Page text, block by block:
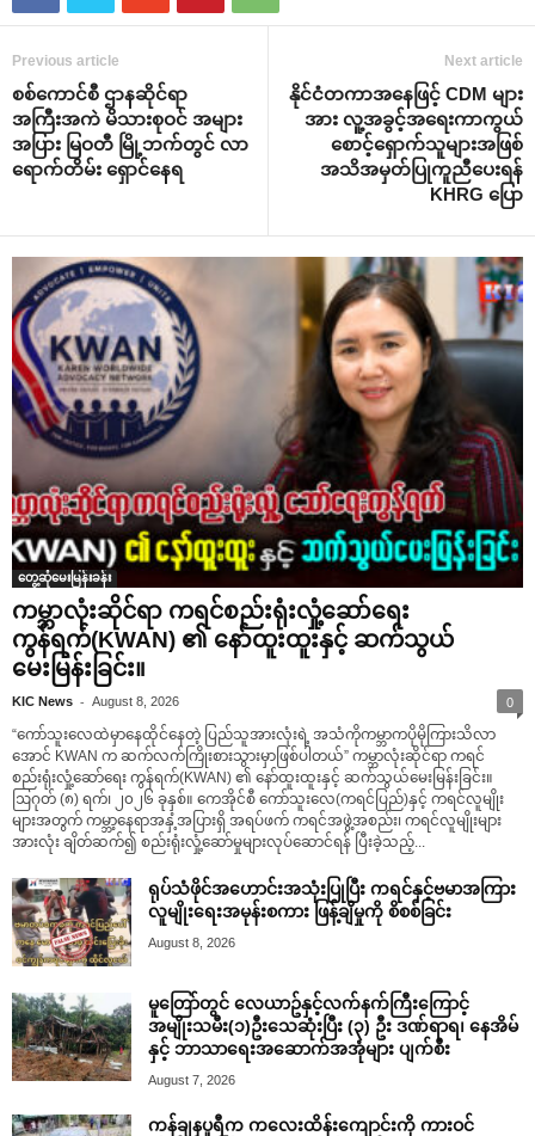
Previous article
စစ်ကောင်စီ ဌာနဆိုင်ရာ
အကြီးအကဲ မိသားစုဝင် အများ
အပြား မြဝတီ မြို့ဘက်တွင် လာ
ရောက်တိမ်း ရှောင်နေရ
Next article
နိုင်ငံတကာအနေဖြင့် CDM များ
အား လူ့အခွင့်အရေးကာကွယ်
စောင့်ရှောက်သူများအဖြစ်
အသိအမှတ်ပြုကူညီပေးရန်
KHRG ပြော
တွေ့ဆုံမေးမြန်းခန်း
ကမ္ဘာလုံးဆိုင်ရာ ကရင်စည်းရုံးလှုံ့ဆော်ရေး
ကွန်ရက်(KWAN) ၏ နော်ထူးထူးနှင့် ဆက်သွယ်
မေးမြန်းခြင်း။
KIC News - August 8, 2026 0
“ကော်သူးလေထဲမှာနေထိုင်နေတဲ့ ပြည်သူအားလုံးရဲ့ အသံကိုကမ္ဘာကပိုမိုကြားသိလာ
အောင် KWAN က ဆက်လက်ကြိုးစားသွားမှာဖြစ်ပါတယ်” ကမ္ဘာလုံးဆိုင်ရာ ကရင်
စည်းရုံးလှုံ့ဆော်ရေး ကွန်ရက်(KWAN) ၏ နော်ထူးထူးနှင့် ဆက်သွယ်မေးမြန်းခြင်း။
ဩဂုတ် (၈) ရက်၊ ၂၀၂၆ ခုနှစ်။ ကေအိုင်စီ ကော်သူးလေ(ကရင်ပြည်)နှင့် ကရင်လူမျိုး
များအတွက် ကမ္ဘာ့နေရာအနှံ့အပြားရှိ အရပ်ဖက် ကရင်အဖွဲ့အစည်း၊ ကရင်လူမျိုးများ
အားလုံး ချိတ်ဆက်၍ စည်းရုံးလှုံ့ဆော်မှုများလုပ်ဆောင်ရန် ပြီးခဲ့သည့်...
ရုပ်သံဖိုင်အဟောင်းအသုံးပြုပြီး ကရင်နှင့်ဗမာအကြား
လူမျိုးရေးအမုန်းစကား ဖြန့်ချိမှုကို စိစစ်ခြင်း
August 8, 2026
မူတြော်တွင် လေယာဥ်နှင့်လက်နက်ကြီးကြောင့်
အမျိုးသမီး(၁)ဦးသေဆုံးပြီး (၃) ဦး ဒဏ်ရာရ၊ နေအိမ်
နှင့် ဘာသာရေးအဆောက်အအုံများ ပျက်စီး
August 7, 2026
ကန်ချနပူရီက ကလေးထိန်းကျောင်းကို ကားဝင်